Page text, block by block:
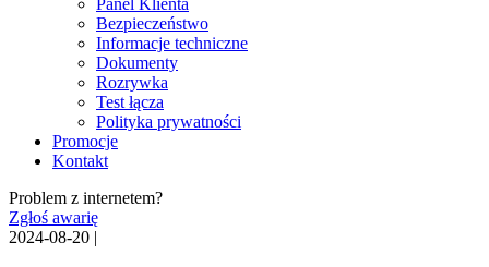
Panel Klienta
Bezpieczeństwo
Informacje techniczne
Dokumenty
Rozrywka
Test łącza
Polityka prywatności
Promocje
Kontakt
Problem z internetem?
Zgłoś awarię
2024-08-20 |